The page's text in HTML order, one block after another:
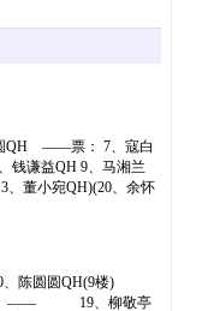
圆QH ——票： 7、寇白
谦益QH 9、马湘兰
董小宛QH)(20、余怀
陈圆圆QH(9楼)
—— 19、柳敬亭